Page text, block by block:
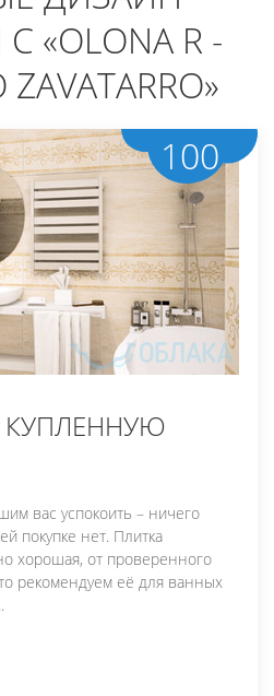
«OLONA R -
100
вас успокоить – ничего
покупке нет. Плитка
хорошая, от проверенного
рекомендуем её для ванных